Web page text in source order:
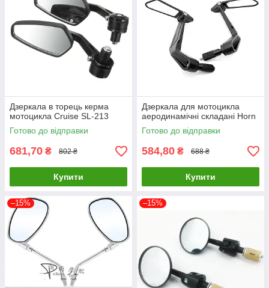
Дзеркала в торець керма
мотоцикла Cruise SL-213
Готово до відправки
681,70 ₴ 802 ₴
Купити
Дзеркала для мотоцикла
аеродинамічні складані Horn
Готово до відправки
584,80 ₴ 688 ₴
Купити
–15% –15%